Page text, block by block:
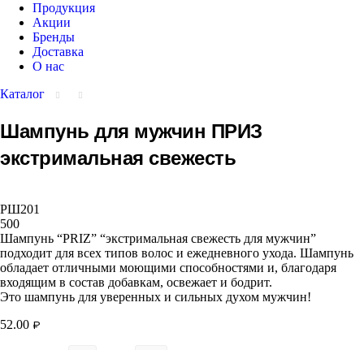
Продукция
Акции
Бренды
Доставка
О нас
Каталог
Шампунь для мужчин ПРИЗ
экстримальная свежесть
РШ201
500
Шампунь “PRIZ” “экстримальная свежесть для мужчин”
подходит для всех типов волос и ежедневного ухода. Шампунь
обладает отличными моющими способностями и, благодаря
входящим в состав добавкам, освежает и бодрит.
Это шампунь для уверенных и сильных духом мужчин!
52.00 ₽